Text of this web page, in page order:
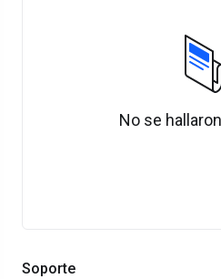
Soporte
No se